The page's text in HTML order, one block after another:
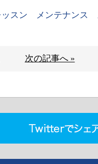
スン メンテナンス
次の記事へ »